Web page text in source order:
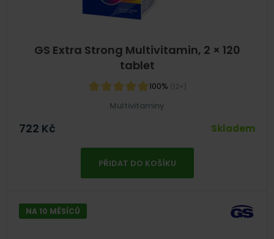
GS Extra Strong Multivitamin, 2 × 120
tablet
100% (12×)
Multivitaminy
722 Kč Skladem
PŘIDAT DO KOŠÍKU
NA 10 MĚSÍCŮ